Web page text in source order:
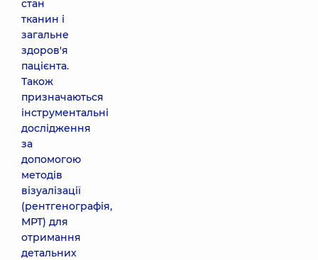
стан
тканин і
загальне
здоров'я
пацієнта.
Також
призначаються
інструментальні
дослідження
за
допомогою
методів
візуалізації
(рентгенографія,
МРТ) для
отримання
детальних